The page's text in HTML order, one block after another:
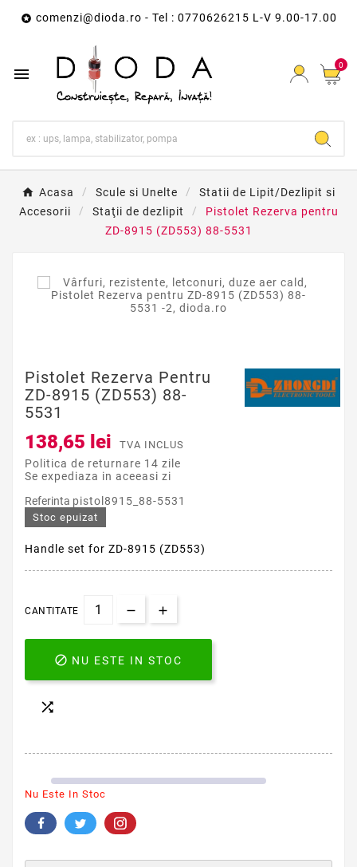
 comenzi@dioda.ro - Tel : 0770626215 L-V 9.00-17.00
 0
Acasa Scule si Unelte
Statii de Lipit/Dezlipit si
Accesorii
Staţii de dezlipit
Pistolet Rezerva pentru
ZD-8915 (ZD553) 88-5531
Pistolet Rezerva Pentru
ZD-8915 (ZD553) 88-
5531
138,65 lei TVA INCLUS
Politica de returnare 14 zile
Se expediaza in aceeasi zi
Referinta pistol8915_88-5531
Stoc epuizat
Handle set for ZD-8915 (ZD553)
CANTITATE
 NU ESTE IN STOC

Nu Este In Stoc